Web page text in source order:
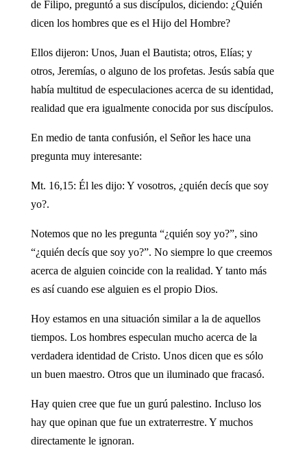
de Filipo, preguntó a sus discípulos, diciendo: ¿Quién
dicen los hombres que es el Hijo del Hombre?
Ellos dijeron: Unos, Juan el Bautista; otros, Elías; y
otros, Jeremías, o alguno de los profetas. Jesús sabía que
había multitud de especulaciones acerca de su identidad,
realidad que era igualmente conocida por sus discípulos.
En medio de tanta confusión, el Señor les hace una
pregunta muy interesante:
Mt. 16,15: Él les dijo: Y vosotros, ¿quién decís que soy
yo?.
Notemos que no les pregunta “¿quién soy yo?”, sino
“¿quién decís que soy yo?”. No siempre lo que creemos
acerca de alguien coincide con la realidad. Y tanto más
es así cuando ese alguien es el propio Dios.
Hoy estamos en una situación similar a la de aquellos
tiempos. Los hombres especulan mucho acerca de la
verdadera identidad de Cristo. Unos dicen que es sólo
un buen maestro. Otros que un iluminado que fracasó.
Hay quien cree que fue un gurú palestino. Incluso los
hay que opinan que fue un extraterrestre. Y muchos
directamente le ignoran.